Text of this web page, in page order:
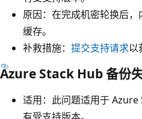
原因：在完成机密轮换后
缓存。
补救措施： 提交支持请求以
Azure Stack Hub 备份
适用：此问题适用于
有受支持版本。